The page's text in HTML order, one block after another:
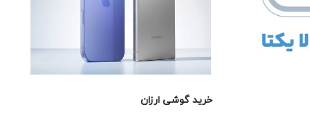
خرید گوشی ارزان